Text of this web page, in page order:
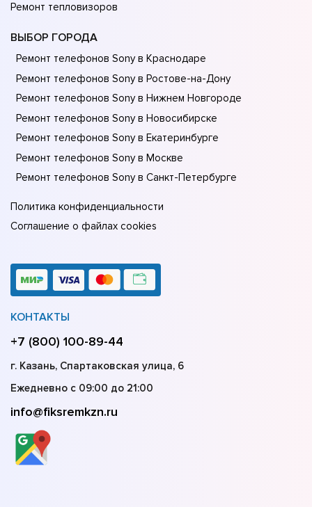
Ремонт тепловизоров
ВЫБОР ГОРОДА
Ремонт телефонов Sony в Краснодаре
Ремонт телефонов Sony в Ростове-на-Донy
Ремонт телефонов Sony в Нижнем Новгороде
Ремонт телефонов Sony в Новосибирске
Ремонт телефонов Sony в Екатеринбурге
Ремонт телефонов Sony в Москве
Ремонт телефонов Sony в Санкт-Петербурге
Политика конфиденциальности
Соглашение о файлах cookies
КОНТАКТЫ
+7 (800) 100-89-44
г. Казань, Спартаковская улица, 6
Ежедневно с 09:00 до 21:00
info@fiksremkzn.ru